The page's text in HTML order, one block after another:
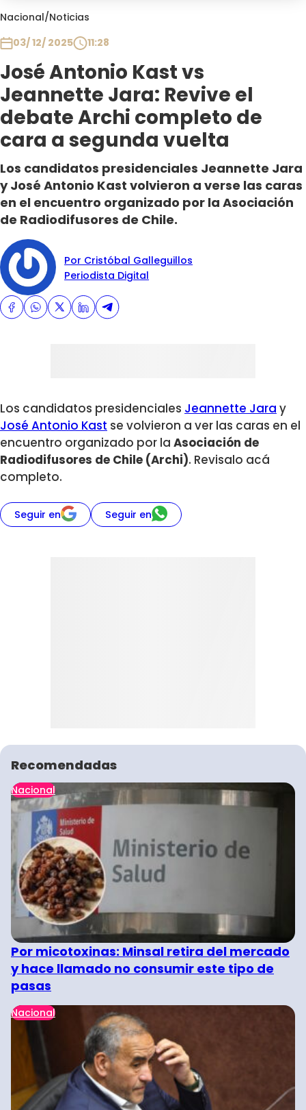
Nacional/Noticias
03/ 12/ 2025
11:28
José Antonio Kast vs
Jeannette Jara: Revive el
debate Archi completo de
cara a segunda vuelta
Los candidatos presidenciales Jeannette Jara
y José Antonio Kast volvieron a verse las caras
en el encuentro organizado por la Asociación
de Radiodifusores de Chile.
Por Cristóbal Galleguillos
Periodista Digital
Los candidatos presidenciales Jeannette Jara y
José Antonio Kast se volvieron a ver las caras en el
encuentro organizado por la Asociación de
Radiodifusores de Chile (Archi). Revisalo acá
completo.
Seguir en Seguir en
Recomendadas
Nacional
Por micotoxinas: Minsal retira del mercado
y hace llamado no consumir este tipo de
pasas
Nacional
Club De La Comedia
Plan Perfecto
El Tiempo
Sabingo
Todos Los Programas